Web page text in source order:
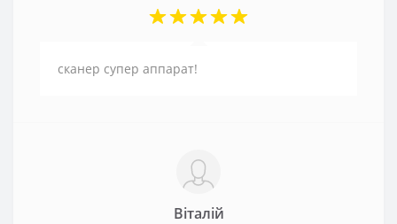
сканер супер аппарат!
Віталій